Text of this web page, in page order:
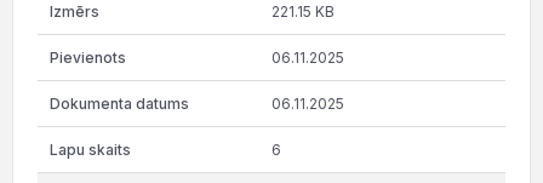
221.15 KB
06.11.2025
06.11.2025
6